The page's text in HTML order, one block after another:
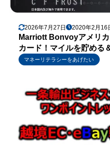
2026年7月27日 2020年2月16
Marriott Bonvoyアメリ
カード！マイルを貯める
マネーリテラシーをあげたい